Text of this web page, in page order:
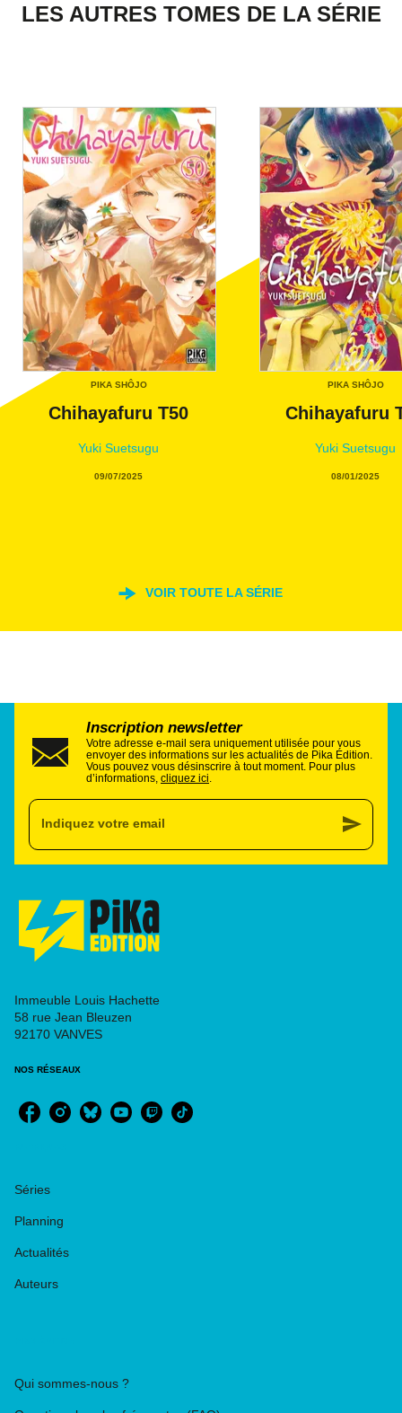
LES AUTRES TOMES DE LA SÉRIE
PIKA SHÔJO
Chihayafuru T50
Yuki Suetsugu
09/07/2025
PIKA SHÔJO
Chihayafuru
Yuki Suetsugu
08/01/2025
VOIR TOUTE LA SÉRIE
Inscription newsletter
Votre adresse e-mail sera uniquement utilisée pour vous
envoyer des informations sur les actualités de Pika Édition.
Vous pouvez vous désinscrire à tout moment. Pour plus
d’informations, cliquez ici.
Indiquez votre email send
Immeuble Louis Hachette
58 rue Jean Bleuzen
92170 VANVES
NOS RÉSEAUX
Séries
Planning
Actualités
Auteurs
Qui sommes-nous ?